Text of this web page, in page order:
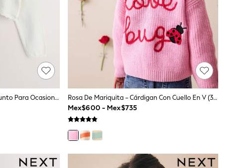
Crudo - Cárdigan Bolero De Punto Para Ocasiones Especiales (3 Meses-16 Años)
Rosa De Mariquita - Cárdigan Con Cuello En V (3meses -7años)
Mex$600 - Mex$735